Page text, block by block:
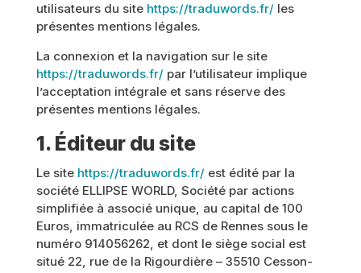
utilisateurs du site https://traduwords.fr/ les
présentes mentions légales.
La connexion et la navigation sur le site
https://traduwords.fr/ par l’utilisateur implique
l’acceptation intégrale et sans réserve des
présentes mentions légales.
1. Éditeur du site
Le site https://traduwords.fr/ est édité par la
société ELLIPSE WORLD, Société par actions
simplifiée à associé unique, au capital de 100
Euros, immatriculée au RCS de Rennes sous le
numéro 914056262, et dont le siège social est
situé 22, rue de la Rigourdière – 35510 Cesson-